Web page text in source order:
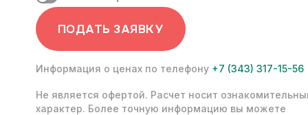
ПОДАТЬ ЗАЯВКУ
Информация о ценах по телефону +7 (343) 317-15-56
Не является офертой. Расчет носит
характер. Более точную информацию вы можете